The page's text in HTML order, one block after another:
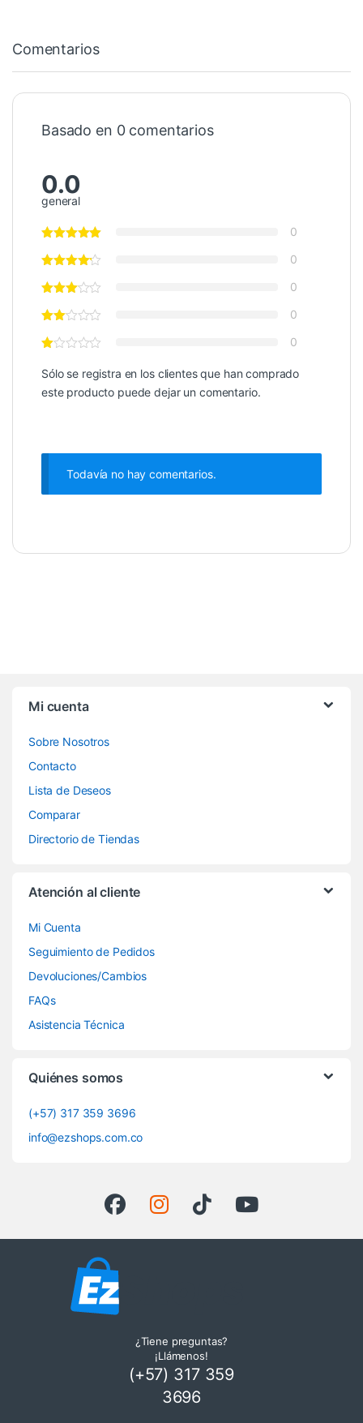
Comentarios
Basado en 0 comentarios
0.0
general
0
0
0
0
0
Sólo se registra en los clientes que han comprado
este producto puede dejar un comentario.
Todavía no hay comentarios.
Mi cuenta
Sobre Nosotros
Contacto
Lista de Deseos
Comparar
Directorio de Tiendas
Atención al cliente
Mi Cuenta
Seguimiento de Pedidos
Devoluciones/Cambios
FAQs
Asistencia Técnica
Quiénes somos
(+57) 317 359 3696
info@ezshops.com.co
¿Tiene preguntas?
¡Llámenos!
(+57) 317 359
3696